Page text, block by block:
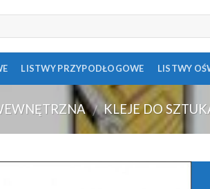
LISTWY PRZYPODŁOGOWE LISTWY
/ KLEJE DO